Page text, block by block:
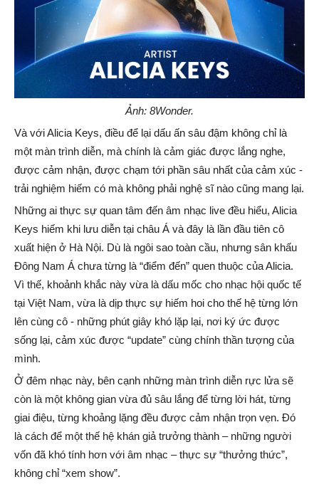
Ảnh: 8Wonder.
Và với Alicia Keys, điều để lại dấu ấn sâu đậm không chỉ là
một màn trình diễn, mà chính là cảm giác được lắng nghe,
được cảm nhận, được chạm tới phần sâu nhất của cảm xúc -
trải nghiệm hiếm có mà không phải nghệ sĩ nào cũng mang lại.
Những ai thực sự quan tâm đến âm nhạc live đều hiểu, Alicia
Keys hiếm khi lưu diễn tại châu Á và đây là lần đầu tiên cô
xuất hiện ở Hà Nội. Dù là ngôi sao toàn cầu, nhưng sân khấu
Đông Nam Á chưa từng là “điểm đến” quen thuộc của Alicia.
Vì thế, khoảnh khắc này vừa là dấu mốc cho nhạc hội quốc tế
tại Việt Nam, vừa là dịp thực sự hiếm hoi cho thế hệ từng lớn
lên cùng cô - những phút giây khó lặp lại, nơi ký ức được
sống lại, cảm xúc được “update” cùng chính thần tượng của
mình.
Ở đêm nhạc này, bên cạnh những màn trình diễn rực lửa sẽ
còn là một không gian vừa đủ sâu lắng để từng lời hát, từng
giai điệu, từng khoảng lặng đều được cảm nhận trọn vẹn. Đó
là cách để một thế hệ khán giả trưởng thành – những người
vốn đã khó tính hơn với âm nhạc – thực sự “thưởng thức”,
không chỉ “xem show”.